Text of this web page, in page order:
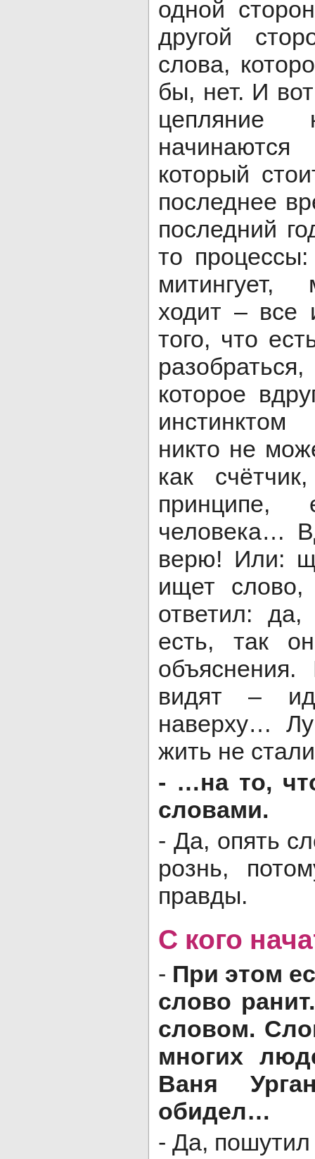
одной
другой
слова,
бы, нет. И
цепляние
который
последнее
последний
то
митингует,
ходит – все
того, что
которое
никто не
как
принципе,
человека…
верю! Или:
ищет
ответил:
есть, так
видят –
наверху…
жить не
- …на то,
словами.
- Да, опять
рознь,
правды.
С кого
- При этом
слово
словом.
многих
Ваня
обидел…
- Да,